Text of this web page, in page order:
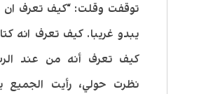
توقفت وقلت: “كيف تعرف
يبدو غريبا. كيف تعرف انه
كيف تعرف أنه من عند
نظرت حولي، رأيت الجميع